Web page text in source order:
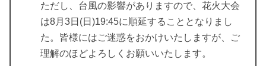
ただし、台風の影響がありますので、花火大会
は8月3日(日)19:45に順延することとなりまし
た。皆様にはご迷惑をおかけいたしますが、ご
理解のほどよろしくお願いいたします。